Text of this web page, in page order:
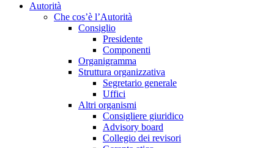
Autorità
Che cos’è l’Autorità
Consiglio
Presidente
Componenti
Organigramma
Struttura organizzativa
Segretario generale
Uffici
Altri organismi
Consigliere giuridico
Advisory board
Collegio dei revisori